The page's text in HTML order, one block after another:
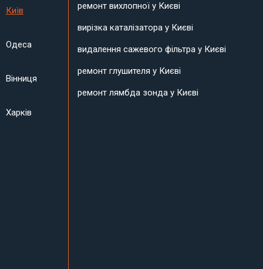
Київ
Одеса
Вінниця
Харків
ремонт вихлопної у Києві
вирізка каталізатора у Києві
видалення сажевого фільтра у Києві
ремонт глушителя у Києві
ремонт лямбда зонда у Києві